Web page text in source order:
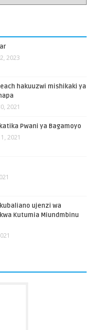
2023
hakuuzwi mishikaki ya
2021
Pwani ya Bagamoyo
2021
ujenzi wa
Kutumia Miundmbinu